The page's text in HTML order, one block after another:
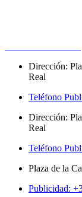
Dirección:
Real
Teléfono
Dirección:
Real
Teléfono
Plaza de la
Publicidad: